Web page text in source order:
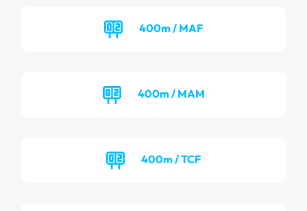
400m / MAF
400m / MAM
400m / TCF